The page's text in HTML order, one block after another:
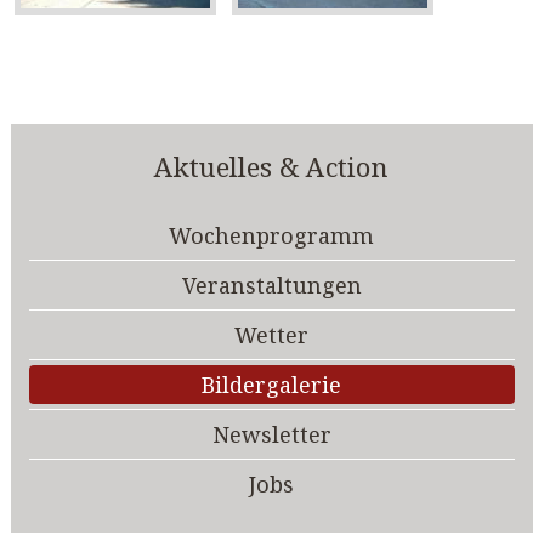
Aktuelles & Action
Wochenprogramm
Veranstaltungen
Wetter
Bildergalerie
Newsletter
Jobs